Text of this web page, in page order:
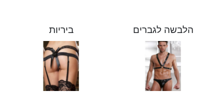
הלבשה לגברים ביריות